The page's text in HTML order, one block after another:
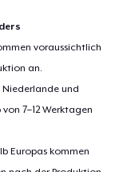
voraussichtlich
an.
Niederlande und
7–12 Werktagen
Europas kommen